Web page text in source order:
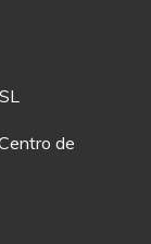
SL
de